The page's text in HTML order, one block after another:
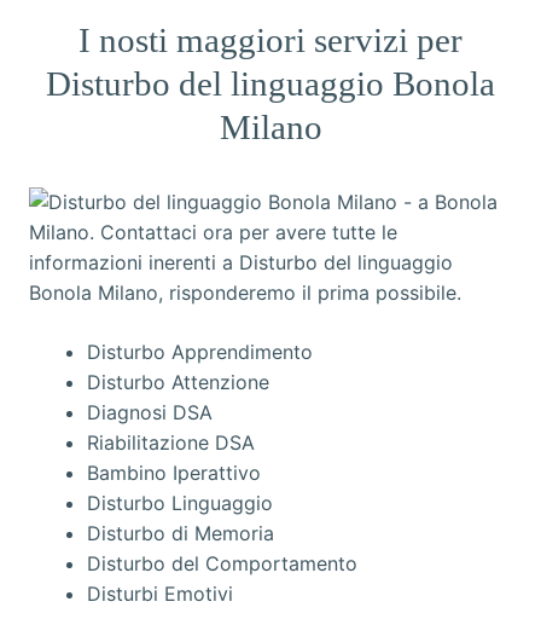
I nosti maggiori servizi per
Disturbo del linguaggio Bonola
Milano
Disturbo Apprendimento
Disturbo Attenzione
Diagnosi DSA
Riabilitazione DSA
Bambino Iperattivo
Disturbo Linguaggio
Disturbo di Memoria
Disturbo del Comportamento
Disturbi Emotivi